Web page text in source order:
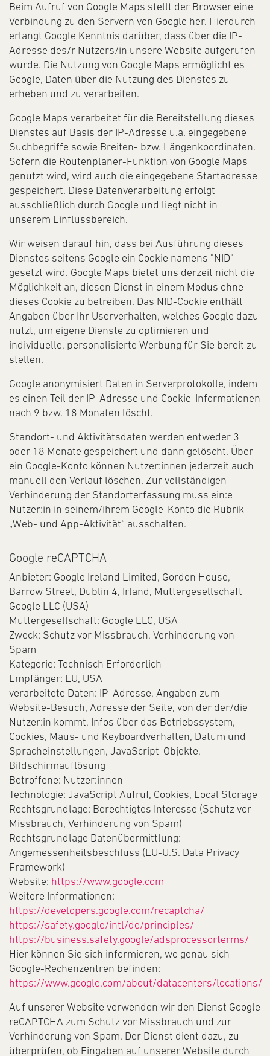
Beim Aufruf von Google Maps stellt der Browser eine
Verbindung zu den Servern von Google her. Hierdurch
erlangt Google Kenntnis darüber, dass über die IP-
Adresse des/r Nutzers/in unsere Website aufgerufen
wurde. Die Nutzung von Google Maps ermöglicht es
Google, Daten über die Nutzung des Dienstes zu
erheben und zu verarbeiten.
Google Maps verarbeitet für die Bereitstellung dieses
Dienstes auf Basis der IP-Adresse u.a. eingegebene
Suchbegriffe sowie Breiten- bzw. Längenkoordinaten.
Sofern die Routenplaner-Funktion von Google Maps
genutzt wird, wird auch die eingegebene Startadresse
gespeichert. Diese Datenverarbeitung erfolgt
ausschließlich durch Google und liegt nicht in
unserem Einflussbereich.
Wir weisen darauf hin, dass bei Ausführung dieses
Dienstes seitens Google ein Cookie namens "NID"
gesetzt wird. Google Maps bietet uns derzeit nicht die
Möglichkeit an, diesen Dienst in einem Modus ohne
dieses Cookie zu betreiben. Das NID-Cookie enthält
Angaben über Ihr Userverhalten, welches Google dazu
nutzt, um eigene Dienste zu optimieren und
individuelle, personalisierte Werbung für Sie bereit zu
stellen.
Google anonymisiert Daten in Serverprotokolle, indem
es einen Teil der IP-Adresse und Cookie-Informationen
nach 9 bzw. 18 Monaten löscht.
Standort- und Aktivitätsdaten werden entweder 3
oder 18 Monate gespeichert und dann gelöscht. Über
ein Google-Konto können Nutzer:innen jederzeit auch
manuell den Verlauf löschen. Zur vollständigen
Verhinderung der Standorterfassung muss ein:e
Nutzer:in in seinem/ihrem Google-Konto die Rubrik
„Web- und App-Aktivität“ ausschalten.
Google reCAPTCHA
Anbieter: Google Ireland Limited, Gordon House,
Barrow Street, Dublin 4, Irland, Muttergesellschaft
Google LLC (USA)
Muttergesellschaft: Google LLC, USA
Zweck: Schutz vor Missbrauch, Verhinderung von
Spam
Kategorie: Technisch Erforderlich
Empfänger: EU, USA
verarbeitete Daten: IP-Adresse, Angaben zum
Website-Besuch, Adresse der Seite, von der der/die
Nutzer:in kommt, Infos über das Betriebssystem,
Cookies, Maus- und Keyboardverhalten, Datum und
Spracheinstellungen, JavaScript-Objekte,
Bildschirmauflösung
Betroffene: Nutzer:innen
Technologie: JavaScript Aufruf, Cookies, Local Storage
Rechtsgrundlage: Berechtigtes Interesse (Schutz vor
Missbrauch, Verhinderung von Spam)
Rechtsgrundlage Datenübermittlung:
Angemessenheitsbeschluss (EU-U.S. Data Privacy
Framework)
Website: https://www.google.com
Weitere Informationen:
https://developers.google.com/recaptcha/
https://safety.google/intl/de/principles/
https://business.safety.google/adsprocessorterms/
Hier können Sie sich informieren, wo genau sich
Google-Rechenzentren befinden:
https://www.google.com/about/datacenters/locations/
Auf unserer Website verwenden wir den Dienst Google
reCAPTCHA zum Schutz vor Missbrauch und zur
Verhinderung von Spam. Der Dienst dient dazu, zu
überprüfen, ob Eingaben auf unserer Website durch